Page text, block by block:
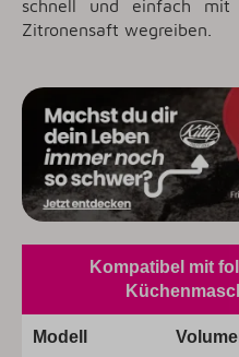
schnell und einfach
Zitronensaft wegreiben.
Kompatibel mit
Modell